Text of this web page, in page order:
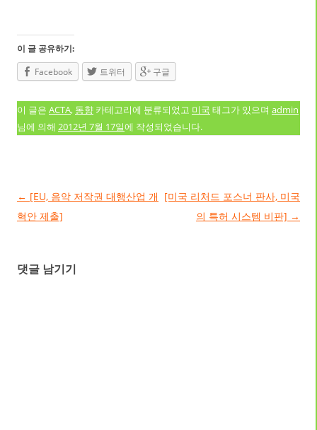
이 글 공유하기:
Facebook
트위터 구글
이 글은 ACTA, 동향 카테고리에 분류되었고 미국 태그가 있으며 admin
님에 의해 2012년 7월 17일에 작성되었습니다.
글 네비게이션
← [EU, 음악 저작권 대행산업 개
혁안 제출]
[미국 리처드 포스너 판사, 미국
의 특허 시스템 비판] →
댓글 남기기